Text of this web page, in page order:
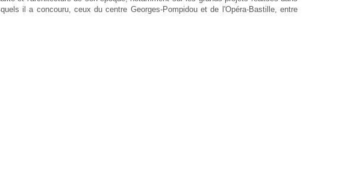
il a concouru, ceux du centre Georges-Pompidou et de l'Opéra-Bastille, entre